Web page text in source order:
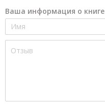
Ваша информация о книге